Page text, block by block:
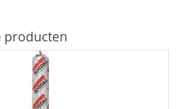
producten